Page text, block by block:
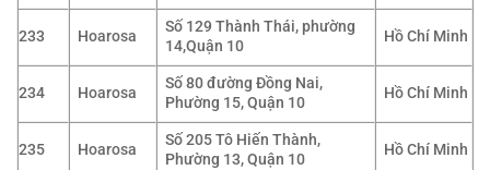
233 Hoarosa
Số 129 Thành Thái, phường
14,Quận 10
Hồ Chí Minh
234 Hoarosa
Số 80 đường Đồng Nai,
Phường 15, Quận 10
Hồ Chí Minh
235 Hoarosa
Số 205 Tô Hiến Thành,
Phường 13, Quận 10
Hồ Chí Minh